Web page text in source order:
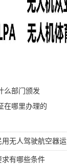
么部门颁发
在哪里办理的
无人驾驶航空器运
求有哪些条件